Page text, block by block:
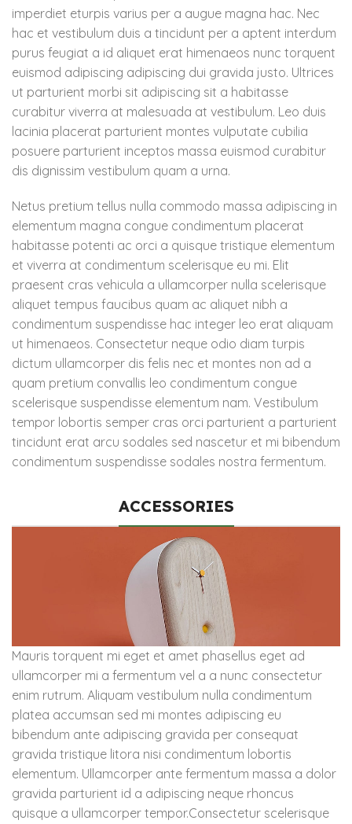
imperdiet eturpis varius per a augue magna hac. Nec
hac et vestibulum duis a tincidunt per a aptent interdum
purus feugiat a id aliquet erat himenaeos nunc torquent
euismod adipiscing adipiscing dui gravida justo. Ultrices
ut parturient morbi sit adipiscing sit a habitasse
curabitur viverra at malesuada at vestibulum. Leo duis
lacinia placerat parturient montes vulputate cubilia
posuere parturient inceptos massa euismod curabitur
dis dignissim vestibulum quam a urna.
Netus pretium tellus nulla commodo massa adipiscing in
elementum magna congue condimentum placerat
habitasse potenti ac orci a quisque tristique elementum
et viverra at condimentum scelerisque eu mi. Elit
praesent cras vehicula a ullamcorper nulla scelerisque
aliquet tempus faucibus quam ac aliquet nibh a
condimentum suspendisse hac integer leo erat aliquam
ut himenaeos. Consectetur neque odio diam turpis
dictum ullamcorper dis felis nec et montes non ad a
quam pretium convallis leo condimentum congue
scelerisque suspendisse elementum nam. Vestibulum
tempor lobortis semper cras orci parturient a parturient
tincidunt erat arcu sodales sed nascetur et mi bibendum
condimentum suspendisse sodales nostra fermentum.
ACCESSORIES
Mauris torquent mi eget et amet phasellus eget ad
ullamcorper mi a fermentum vel a a nunc consectetur
enim rutrum. Aliquam vestibulum nulla condimentum
platea accumsan sed mi montes adipiscing eu
bibendum ante adipiscing gravida per consequat
gravida tristique litora nisi condimentum lobortis
elementum. Ullamcorper ante fermentum massa a dolor
gravida parturient id a adipiscing neque rhoncus
quisque a ullamcorper tempor.Consectetur scelerisque